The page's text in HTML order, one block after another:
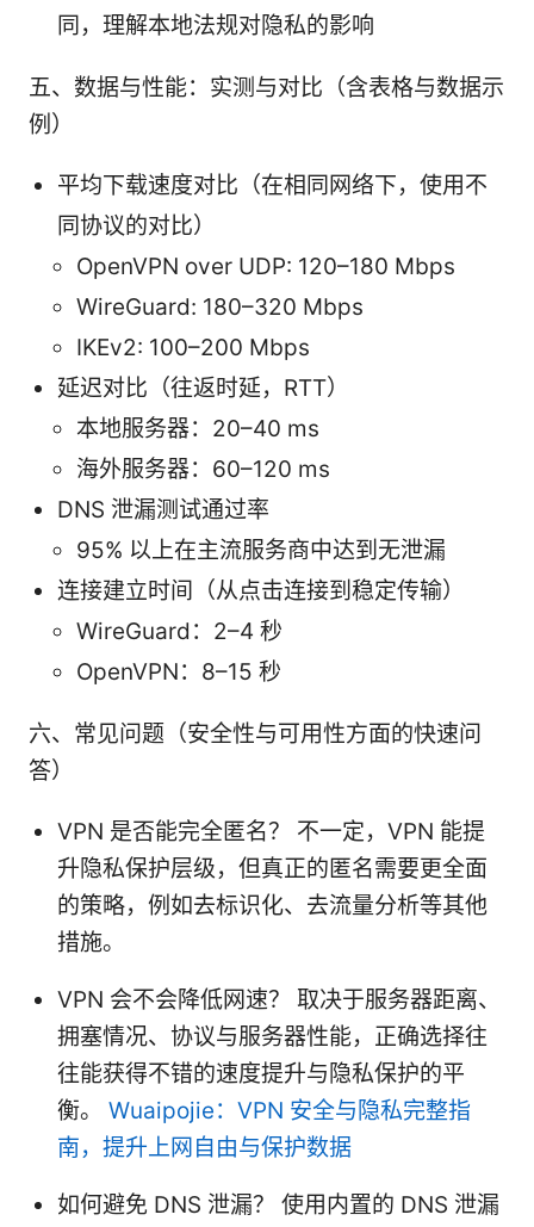
同，理解本地法规对隐私的影响
五、数据与性能：实测与对比（含表格与数据示
例）
平均下载速度对比（在相同网络下，使用不
同协议的对比）
OpenVPN over UDP: 120–180 Mbps
WireGuard: 180–320 Mbps
IKEv2: 100–200 Mbps
延迟对比（往返时延，RTT）
本地服务器：20–40 ms
海外服务器：60–120 ms
DNS 泄漏测试通过率
95% 以上在主流服务商中达到无泄漏
连接建立时间（从点击连接到稳定传输）
WireGuard：2–4 秒
OpenVPN：8–15 秒
六、常见问题（安全性与可用性方面的快速问
答）
VPN 是否能完全匿名？ 不一定，VPN 能提
升隐私保护层级，但真正的匿名需要更全面
的策略，例如去标识化、去流量分析等其他
措施。
VPN 会不会降低网速？ 取决于服务器距离、
拥塞情况、协议与服务器性能，正确选择往
往能获得不错的速度提升与隐私保护的平
衡。 Wuaipojie：VPN 安全与隐私完整指
南，提升上网自由与保护数据
如何避免 DNS 泄漏？ 使用内置的 DNS 泄漏